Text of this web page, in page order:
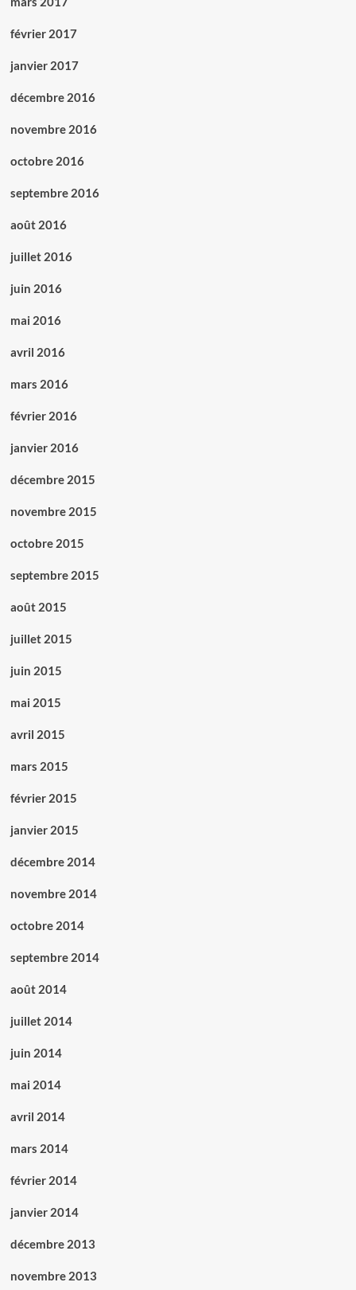
février 2017
janvier 2017
décembre 2016
novembre 2016
octobre 2016
septembre 2016
août 2016
juillet 2016
juin 2016
mai 2016
avril 2016
mars 2016
février 2016
janvier 2016
décembre 2015
novembre 2015
octobre 2015
septembre 2015
août 2015
juillet 2015
juin 2015
mai 2015
avril 2015
mars 2015
février 2015
janvier 2015
décembre 2014
novembre 2014
octobre 2014
septembre 2014
août 2014
juillet 2014
juin 2014
mai 2014
avril 2014
mars 2014
février 2014
janvier 2014
décembre 2013
novembre 2013